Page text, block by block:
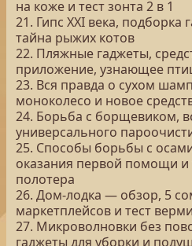
на коже и тест зонта 2 в 1
21. Гипс XXI века, подборка
тайна рыжих котов
22. Пляжные гаджеты,
приложение, узнающее
23. Вся правда о сухом
моноколесо и новое
24. Борьба с борщевиком,
универсального
25. Способы борьбы с
оказания первой помощи
полотера
26. Дом-лодка — обзор, 5
маркетплейсов и тест
27. Микроволновки без
гаджеты для уборки и